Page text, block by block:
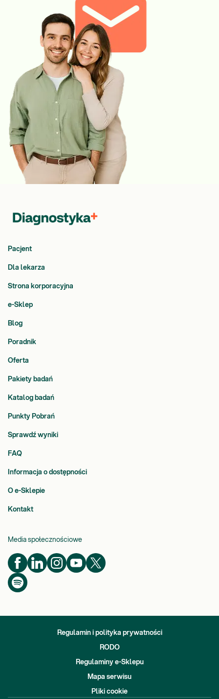
Pacjent
Dla lekarza
Strona korporacyjna
e-Sklep
Blog
Poradnik
Oferta
Pakiety badań
Katalog badań
Punkty Pobrań
Sprawdź wyniki
FAQ
Informacja o dostępności
O e-Sklepie
Kontakt
Media społecznościowe
Regulamin i polityka prywatności
RODO
Regulaminy e-Sklepu
Mapa serwisu
Pliki cookie